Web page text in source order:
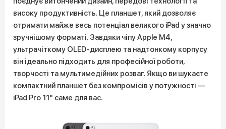
високу продуктивність. Це планшет, який дозволяє
отримати майже весь потенціал великого iPad у значно
зручнішому форматі. Завдяки чіпу Apple M4,
ультрачіткому OLED-дисплею та надтонкому корпусу
він ідеально підходить для професійної роботи,
творчості та мультимедійних розваг. Якщо ви шукаєте
компактний планшет без компромісів у потужності —
iPad Pro 11" саме для вас.